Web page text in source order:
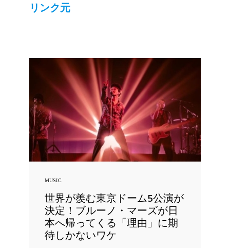
リンク元
MUSIC
世界が羨む東京ドーム5公演が
決定！ブルーノ・マーズが日
本へ帰ってくる「理由」に期
待しかないワケ